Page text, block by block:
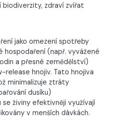
biodiverzity, zdraví zvířat
jako omezení spotřeby
hospodaření (např. vyvážené
a přesné zemědělství)
release hnojiv. Tato hnojiva
minimalizuje ztráty
dusíku)
živiny efektivněji využívají
v menších dávkách.